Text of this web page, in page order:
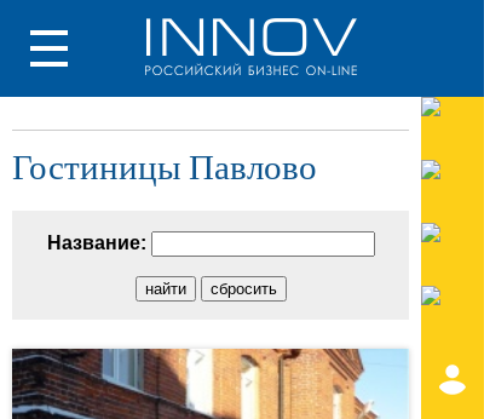
Гостиницы Павлово
Название: